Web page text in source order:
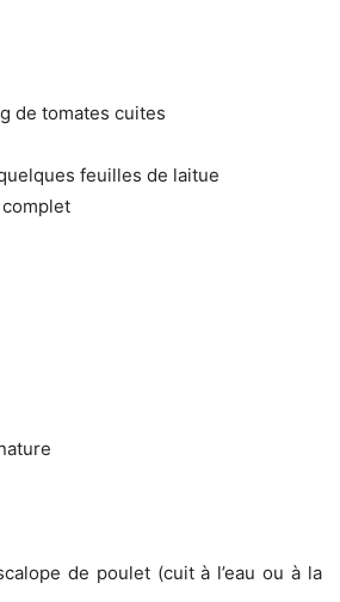
de tomates cuites
feuilles de laitue
de poulet (cuit à l’eau ou à la